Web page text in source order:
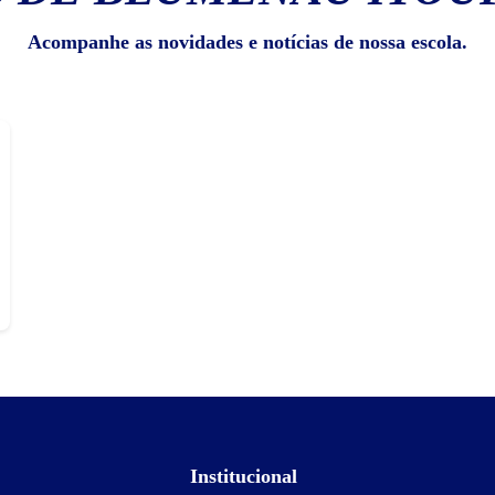
Acompanhe as novidades e notícias de nossa escola.
Institucional